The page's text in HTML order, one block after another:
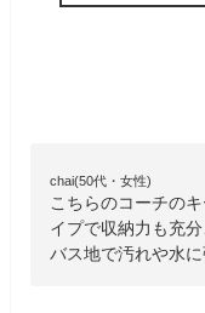
chai(50代・女性)
こちらのコーチの
イプで収納力も充
バス地で汚れや水に